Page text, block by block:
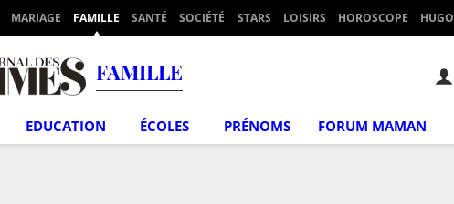
MARIAGE FAMILLE SANTÉ SOCIÉTÉ STARS LOISIRS HOROSCOPE HUGO
FAMILLE
EDUCATION ÉCOLES PRÉNOMS FORUM MAMAN